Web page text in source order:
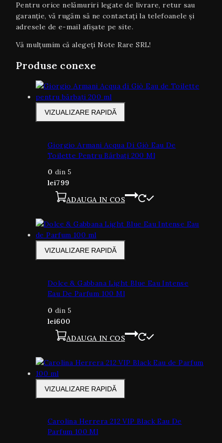
Pentru orice nelămuriri legate de livrare, retur sau
garanţie, vă rugăm să ne contactați la telefoanele și
adresele de e-mail afișate pe site.
Vă mulțumim că alegeți Note Rare SRL!
Produse conexe
VIZUALIZARE RAPIDĂ
Giorgio Armani Acqua Di Giò Eau De
Toilette Pentru Bărbați 200 Ml
0 din 5
lei799
ADAUGA IN COS
VIZUALIZARE RAPIDĂ
Dolce & Gabbana Light Blue Eau Intense
Eau De Parfum 100 Ml
0 din 5
lei600
ADAUGA IN COS
VIZUALIZARE RAPIDĂ
Carolina Herrera 212 VIP Black Eau De
Parfum 100 Ml